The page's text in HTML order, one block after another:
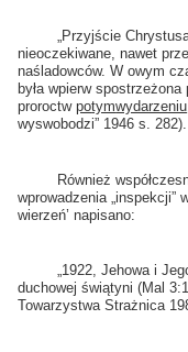
„Przyjście Chrystusa
nieoczekiwane, nawet
naśladowców. W owym
była wpierw
proroctwpotymwydarzeniu
wyswobodzi” 1946 s. 282).
Również współczesna
wprowadzenia „inspekcji”
wierzeń’ napisano:
„1922, Jehowa i Jego
duchowej świątyni (Mal
Towarzystwa Strażnica